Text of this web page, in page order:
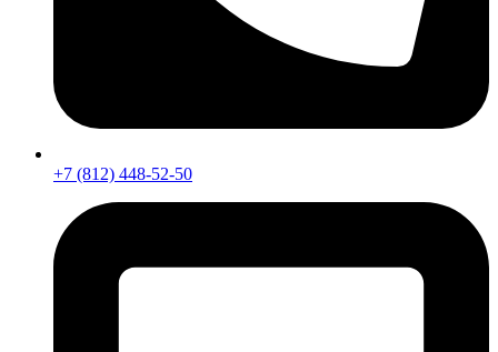
+7 (812) 448-52-50